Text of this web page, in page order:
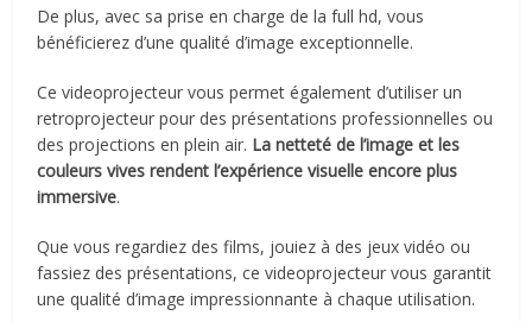
De plus, avec sa prise en charge de la full hd, vous
bénéficierez d’une qualité d’image exceptionnelle.
Ce videoprojecteur vous permet également d’utiliser un
retroprojecteur pour des présentations professionnelles ou
des projections en plein air. La netteté de l’image et les
couleurs vives rendent l’expérience visuelle encore plus
immersive.
Que vous regardiez des films, jouiez à des jeux vidéo ou
fassiez des présentations, ce videoprojecteur vous garantit
une qualité d’image impressionnante à chaque utilisation.